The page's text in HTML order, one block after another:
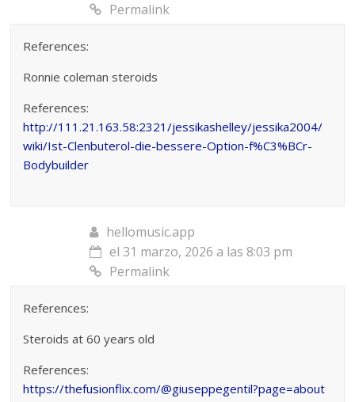
Permalink
References:
Ronnie coleman steroids
References:
http://111.21.163.58:2321/jessikashelley/jessika2004/
wiki/Ist-Clenbuterol-die-bessere-Option-f%C3%BCr-
Bodybuilder
hellomusic.app
el 31 marzo, 2026 a las 8:03 pm
Permalink
References:
Steroids at 60 years old
References:
https://thefusionflix.com/@giuseppegentil?page=about